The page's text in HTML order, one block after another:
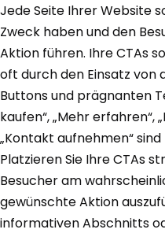
Jede Seite Ihrer Website
Zweck haben und den
Aktion führen. Ihre CTAs
oft durch den Einsatz von
Buttons und prägnanten
kaufen“, „Mehr erfahren“,
„Kontakt aufnehmen“
Platzieren Sie Ihre CTAs
Besucher am
gewünschte Aktion
informativen Abschnitts